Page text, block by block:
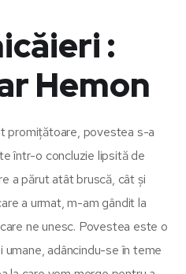
:
Hemon
promițătoare, povestea s-a
într-o concluzie lipsită de
a părut atât bruscă, cât și
a urmat, m-am gândit la
ne unesc. Povestea este o
adâncindu-se în teme